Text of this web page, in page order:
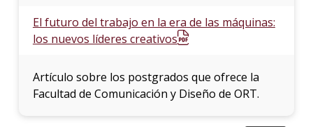
El futuro del trabajo en la era de las máquinas:
los nuevos líderes creativos
Artículo sobre los postgrados que ofrece la
Facultad de Comunicación y Diseño de ORT.